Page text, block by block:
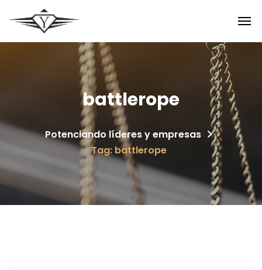
battlerope
Potenciando líderes y empresas
Tag: battlerope